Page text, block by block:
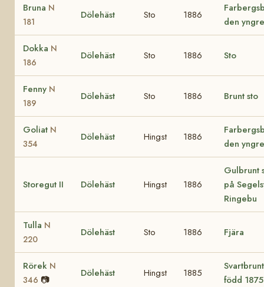
Bruna N
181
Dölehäst Sto 1886
den yngre
Dokka N
186
Dölehäst Sto 1886 Sto
Fenny N
189
Dölehäst Sto 1886 Brunt sto
Goliat N
354
Dölehäst Hingst 1886
den yngre
Storegut II Dölehäst Hingst 1886
Gulbrunt
på
Ringebu
Tulla N
220
Dölehäst Sto 1886 Fjära
Rörek N
346 📷
Dölehäst Hingst 1885
född 1875